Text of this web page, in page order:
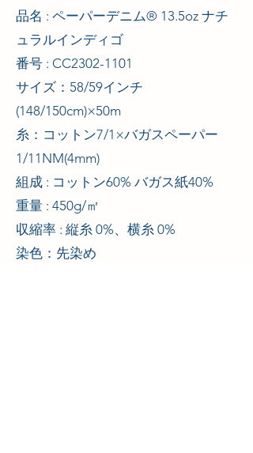
品名 : ペーパーデニム® 13.5oz ナチ
ュラルインディゴ
番号 : CC2302-1101
サイズ：58/59インチ
(148/150cm)×50m
糸：コットン7/1×バガスペーパー
1/11NM(4mm)
組成 : コットン60% バガス紙40%
重量 : 450g/㎡
収縮率 : 縦糸 0%、横糸 0%
染色：先染め